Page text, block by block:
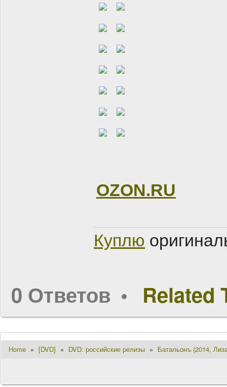
OZON.RU
Куплю
0 Ответов Related
Home » [DVD] » DVD: российские релизы » Батальонъ (2014,